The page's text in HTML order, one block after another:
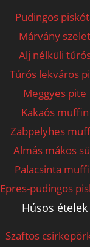
Pudingos
Márvány szelet
Alj nélküli
Túrós lekváros
Meggyes pite
Kakaós muffin
Zabpelyhes
Almás mákos
Palacsinta
Epres-pudingos
Húsos ételek
Szaftos